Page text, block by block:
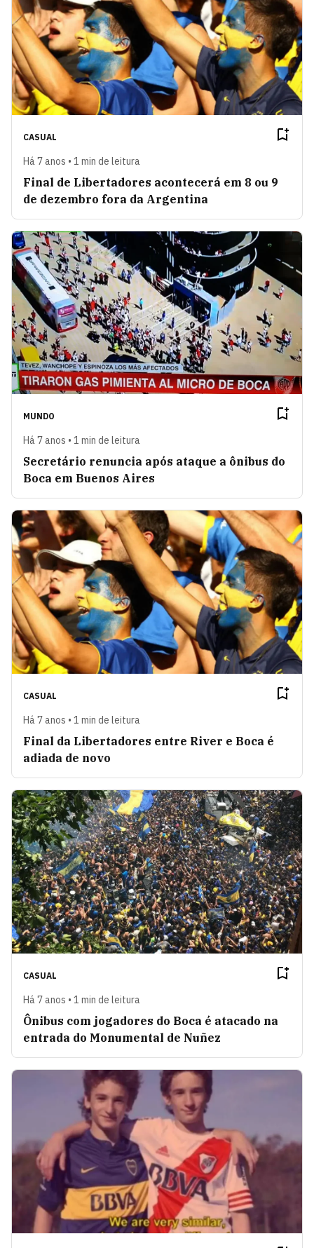
CASUAL
Há 7 anos • 1 min de leitura
Final de Libertadores acontecerá em 8 ou 9
de dezembro fora da Argentina
MUNDO
Há 7 anos • 1 min de leitura
Secretário renuncia após ataque a ônibus do
Boca em Buenos Aires
CASUAL
Há 7 anos • 1 min de leitura
Final da Libertadores entre River e Boca é
adiada de novo
CASUAL
Há 7 anos • 1 min de leitura
Ônibus com jogadores do Boca é atacado na
entrada do Monumental de Nuñez